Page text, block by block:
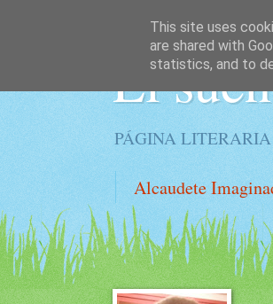
El
PÁGINA
Alcaudete
This site uses
are shared with
statistics, and to